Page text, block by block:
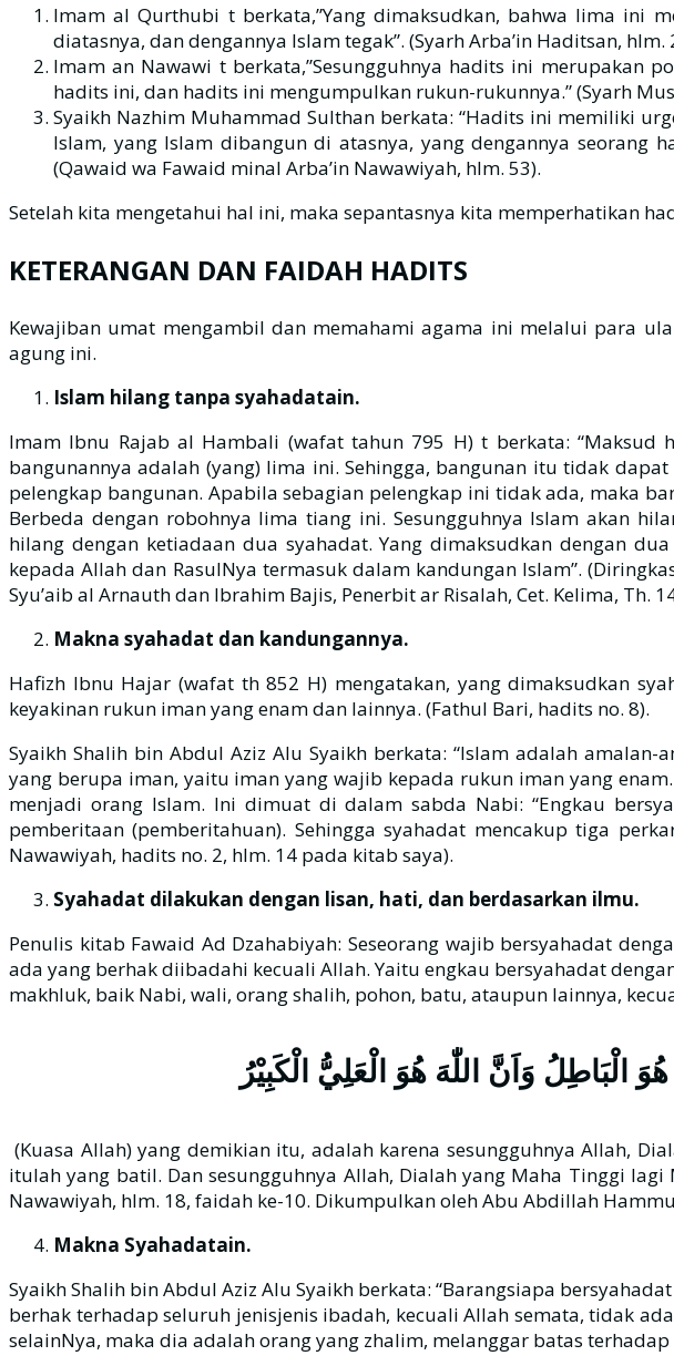
Imam al Qurthubi t berkata,”Yang dimaksudkan, bahwa lima ini
diatasnya, dan dengannya Islam tegak”. (Syarh Arba’in Haditsan, hlm.
Imam an Nawawi t berkata,”Sesungguhnya hadits ini merupakan
hadits ini, dan hadits ini mengumpulkan rukun-rukunnya.” (Syarh
Syaikh Nazhim Muhammad Sulthan berkata: “Hadits ini memiliki
Islam, yang Islam dibangun di atasnya, yang dengannya seorang
(Qawaid wa Fawaid minal Arba’in Nawawiyah, hlm. 53).
Setelah kita mengetahui hal ini, maka sepantasnya kita memperhatikan
KETERANGAN DAN FAIDAH HADITS
Kewajiban umat mengambil dan memahami agama ini melalui para
agung ini.
Islam hilang tanpa syahadatain.
Imam Ibnu Rajab al Hambali (wafat tahun 795 H) t berkata: “Maksud
bangunannya adalah (yang) lima ini. Sehingga, bangunan itu tidak
pelengkap bangunan. Apabila sebagian pelengkap ini tidak ada, maka
Berbeda dengan robohnya lima tiang ini. Sesungguhnya Islam akan
hilang dengan ketiadaan dua syahadat. Yang dimaksudkan dengan
kepada Allah dan RasulNya termasuk dalam kandungan Islam”.
Syu’aib al Arnauth dan Ibrahim Bajis, Penerbit ar Risalah, Cet. Kelima, Th.
Makna syahadat dan kandungannya.
Hafizh Ibnu Hajar (wafat th 852 H) mengatakan, yang dimaksudkan
keyakinan rukun iman yang enam dan lainnya. (Fathul Bari, hadits no. 8).
Syaikh Shalih bin Abdul Aziz Alu Syaikh berkata: “Islam adalah
yang berupa iman, yaitu iman yang wajib kepada rukun iman yang
menjadi orang Islam. Ini dimuat di dalam sabda Nabi: “Engkau
pemberitaan (pemberitahuan). Sehingga syahadat mencakup tiga
Nawawiyah, hadits no. 2, hlm. 14 pada kitab saya).
Syahadat dilakukan dengan lisan, hati, dan berdasarkan ilmu.
Penulis kitab Fawaid Ad Dzahabiyah: Seseorang wajib bersyahadat
ada yang berhak diibadahi kecuali Allah. Yaitu engkau bersyahadat
makhluk, baik Nabi, wali, orang shalih, pohon, batu, ataupun lainnya,
وَاَنَّ اللّٰهَ هُوَ الْعَلِيُّ الْكَبِيْرُ
(Kuasa Allah) yang demikian itu, adalah karena sesungguhnya Allah,
itulah yang batil. Dan sesungguhnya Allah, Dialah yang Maha Tinggi
Nawawiyah, hlm. 18, faidah ke-10. Dikumpulkan oleh Abu Abdillah
Makna Syahadatain.
Syaikh Shalih bin Abdul Aziz Alu Syaikh berkata: “Barangsiapa
berhak terhadap seluruh jenisjenis ibadah, kecuali Allah semata, tidak
selainNya, maka dia adalah orang yang zhalim, melanggar batas terhadap